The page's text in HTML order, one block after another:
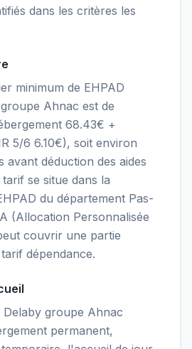
dans les critères les
minimum de EHPAD
Ahnac est de
68.43€ +
5/6 6.10€), soit environ
avant déduction des aides
se situe dans la
du département Pas-
(Allocation Personnalisée
couvrir une partie
dépendance.
Delaby groupe Ahnac
permanent,